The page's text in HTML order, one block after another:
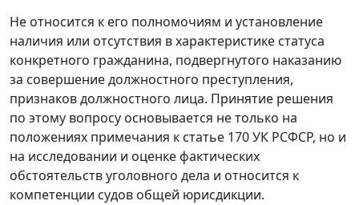
Не относится к его полномочиям и установление
наличия или отсутствия в характеристике статуса
конкретного гражданина, подвергнутого наказанию
за совершение должностного преступления,
признаков должностного лица. Принятие решения
по этому вопросу основывается не только на
положениях примечания к статье 170УК РСФСР, но и
на исследовании и оценке фактических
обстоятельств уголовного дела и относится к
компетенции судов общей юрисдикции.